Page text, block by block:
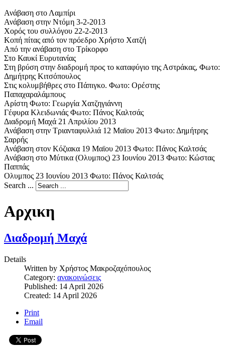
Ανάβαση στο Λαμπίρι
Ανάβαση στην Ντόμη 3-2-2013
Χορός του συλλόγου 22-2-2013
Κοπή πίτας από τον πρόεδρο Χρήστο Χατζή
Από την ανάβαση στο Τρίκορφο
Στο Καυκί Ευρυτανίας
Στη βρύση στην διαδρομή προς το καταφύγιο της Αστράκας, Φωτο:
Δημήτρης Κιτσόπουλος
Στις κολυμβήθρες στο Πάπιγκο. Φωτο: Ορέστης
Παπαχαραλάμπους
Αρίστη Φωτο: Γεωργία Χατζηγιάννη
Γέφυρα Κλειδωνιάς Φωτο: Πάνος Καλτσάς
Διαδρομή Μαχά 21 Απριλίου 2013
Ανάβαση στην Τριανταφυλλιά 12 Μαϊου 2013 Φωτο: Δημήτρης
Σαρρής
Ανάβαση στον Κόζιακα 19 Μαϊου 2013 Φωτο: Πάνος Καλτσάς
Ανάβαση στο Μύτικα (Ολυμπος) 23 Ιουνίου 2013 Φωτο: Κώστας
Παππάς
Ολυμπος 23 Ιουνίου 2013 Φωτο: Πάνος Καλτσάς
Search ...
Αρχικη
Διαδρομή Μαχά
Details
Written by Χρήστος Μακροζαχόπουλος
Category: ανακοινώσεις
Published: 14 April 2026
Created: 14 April 2026
Print
Email